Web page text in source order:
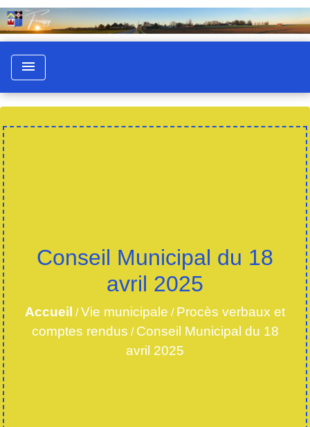
menu
Conseil Municipal du 18
avril 2025
Accueil /Vie municipale / Procès verbaux et
comptes rendus / Conseil Municipal du 18
avril 2025